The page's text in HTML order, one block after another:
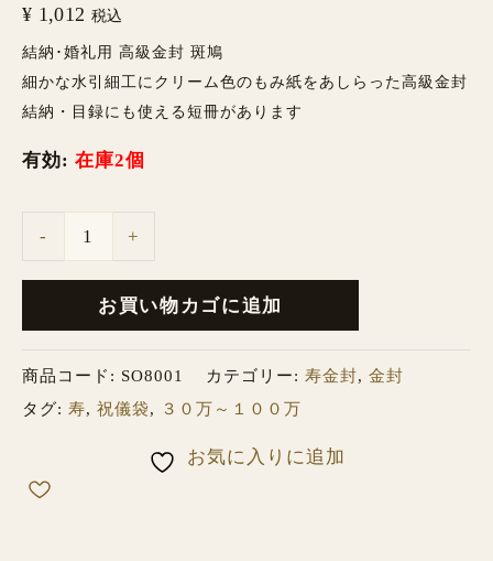
¥ 1,012 税込
結納･婚礼用 高級金封 斑鳩
細かな水引細工にクリーム色のもみ紙をあしらった高級金封
結納・目録にも使える短冊があります
有効: 在庫2個
-
鳩
個
+
お買い物カゴに追加
商品コード: SO8001 カテゴリー: 寿金封, 金封
タグ: 寿, 祝儀袋, ３０万～１００万
お気に入りに追加